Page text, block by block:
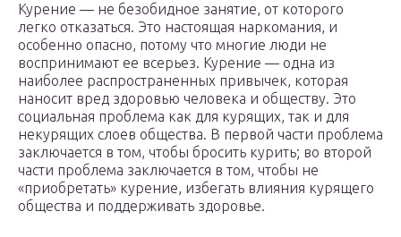
Курение — не безобидное занятие, от которого
легко отказаться. Это настоящая наркомания, и
особенно опасно, потому что многие люди не
воспринимают ее всерьез. Курение — одна из
наиболее распространенных привычек, которая
наносит вред здоровью человека и обществу. Это
социальная проблема как для курящих, так и для
некурящих слоев общества. В первой части проблема
заключается в том, чтобы бросить курить; во второй
части проблема заключается в том, чтобы не
«приобретать» курение, избегать влияния курящего
общества и поддерживать здоровье.